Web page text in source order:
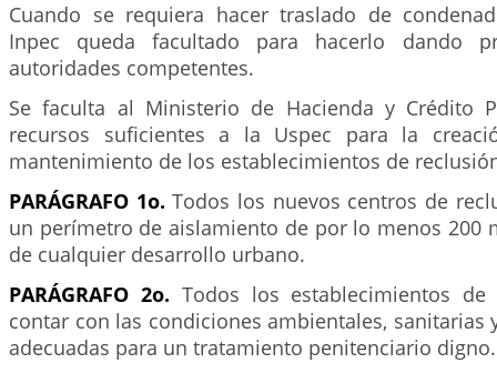
Cuando se requiera hacer traslado de
Inpec queda facultado para hacerlo dando
autoridades competentes.
Se faculta al Ministerio de Hacienda y Crédito
recursos suficientes a la Uspec para la
mantenimiento de los establecimientos de
PARÁGRAFO 1o. Todos los nuevos centros de
un perímetro de aislamiento de por lo menos 200
de cualquier desarrollo urbano.
PARÁGRAFO 2o. Todos los establecimientos de
contar con las condiciones ambientales, sanitarias
adecuadas para un tratamiento penitenciario digno.